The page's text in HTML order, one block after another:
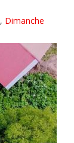
, Dimanche